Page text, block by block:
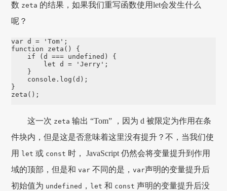
数 zeta 的结果，如果我们重写函数使用let会发生什么
呢？
var d = 'Tom '
function
zeta () {
if (d === undefined ) {
let d = 'Jerry ' ;
    }
console . log (d);
zeta ();
这一次 zeta 输出 “Tom” ，因为 d 被限定为作用在条
件块内，但是这是否意味着这里没有提升？不，当我们使
用
let 或 const 时， JavaScript 仍然会将变量提升到作用
域的顶部，但是和var 不同的是，var声明的变量提升后
初始值为 undefined ， let 和 const 声明的变量提升后没